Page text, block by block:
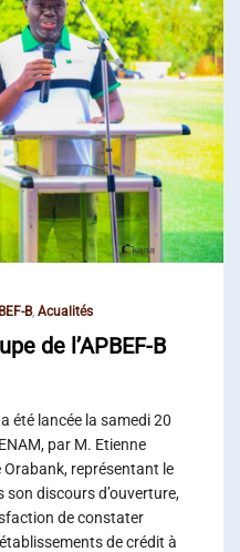
B, Acualités
de l’APBEF-B
été lancée la samedi 20
par M. Etienne
Orabank, représentant le
son discours d’ouverture,
de constater
de crédit à